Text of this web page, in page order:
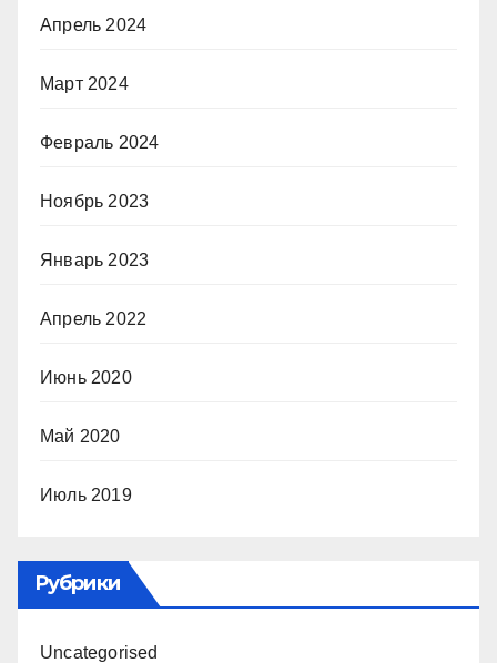
Апрель 2024
Март 2024
Февраль 2024
Ноябрь 2023
Январь 2023
Апрель 2022
Июнь 2020
Май 2020
Июль 2019
Рубрики
Uncategorised